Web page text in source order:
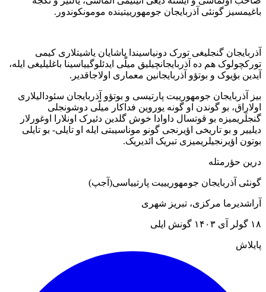
باغیمسیز گونئی آذربایجان جومهورییتینده مومونکوندور.
آذربایجان گنجلیغی تورک دونیاسیندا یاشایان یاشیتلاری کیمی
تورکچولوک هم ده آذربایجانچیلیق میلّی ایدئلوگییاسینا باغلیلیغی ایله،
آیدین بؤیوک و بوتؤو آذربایجانین معماری اولاجاقدیر.
بیز آذربایجان جومهورییت پارتیسی و بوتؤو آذربایجان سئودالیلاری
اولاراق، بو گوندن او گونه یوروین فداکار میلّی دوشونجلی
گنجلَریمیزه بو قوتسال داوادا خوش گلدین دئیرک اونلارا اوغورلار
دیلییر و بو تاریخی اؤیرنجی گونو موناسیبتی ایله او تایلی- بو تایلی
بوتون اؤیرنجیلریمیزی تبریک ائدیریک.
درین حؤرمتله
گونئی آذربایجان جومهوریییت پارتییاسی(آجپ)
آراشدیرما مرکزی، تبریز شهری
۱۸ گولر آی ۱۴۰۳ گونش ایلی
پایلاش